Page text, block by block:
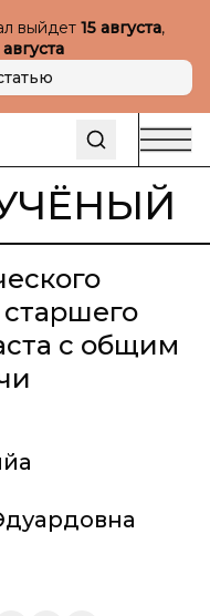
выйдет 15 августа,
августа
с общим